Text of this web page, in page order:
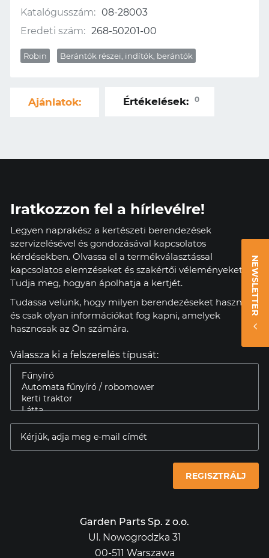
Katalógusszám: 08-28003
Eredeti szám: 268-50201-00
Robin Berántók részei, indítók, berántók
Ajánlatok: Értékelések: 0
NEWSLETTER
Iratkozzon fel a hírlevélre!
Legyen naprakész a kertészeti berendezések
szervizelésével és gondozásával kapcsolatos
kérdésekben. Olvassa el a termékválasztással
kapcsolatos elemzéseket és szakértői véleményeket.
Tudja meg, hogyan ápolhatja a kertjét.
Tudassa velünk, hogy milyen berendezéseket használ,
és csak olyan információkat fog kapni, amelyek
hasznosak az Ön számára.
Válassza ki a felszerelés típusát:
REGISZTRÁLJ
Garden Parts Sp. z o.o.
Ul. Nowogrodzka 31
00-511 Warszawa